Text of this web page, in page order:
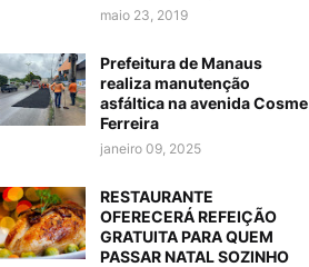
maio 23, 2019
Prefeitura de Manaus
realiza manutenção
asfáltica na avenida Cosme
Ferreira
janeiro 09, 2025
RESTAURANTE
OFERECERÁ REFEIÇÃO
GRATUITA PARA QUEM
PASSAR NATAL SOZINHO